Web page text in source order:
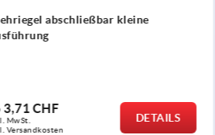
Drehriegel mit T-Griff aus Zink,
Gehäusedurchmesser 32 mm
ab13,60 CHF
zzgl. MwSt.
zzgl. Versandkosten
DETAILS